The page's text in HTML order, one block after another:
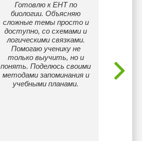
Готовлю к ЕНТ по
биологии. Объясняю
сложные темы просто и
доступно, со схемами и
логическими связками.
Помогаю ученику не
только выучить, но и
понять. Поделюсь своими
методами запоминания и
учебными планами.